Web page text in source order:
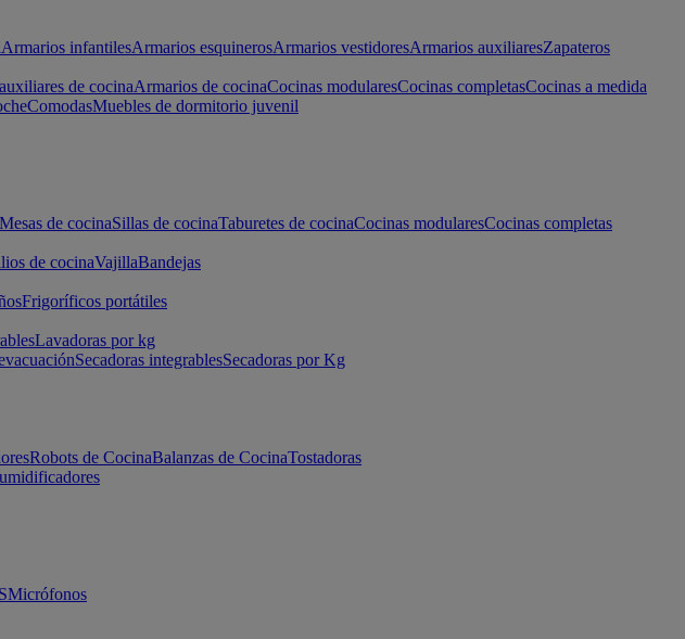
Armarios infantilesArmarios esquinerosArmarios vestidoresArmarios auxiliaresZapateros
de cocinaArmarios de cocinaCocinas modularesCocinas completasCocinas a medida
ComodasMuebles de dormitorio juvenil
Mesas de cocinaSillas de cocinaTaburetes de cocinaCocinas modularesCocinas completas
de cocinaVajillaBandejas
Frigoríficos portátiles
Lavadoras por kg
Secadoras integrablesSecadoras por Kg
Robots de CocinaBalanzas de CocinaTostadoras
Micrófonos